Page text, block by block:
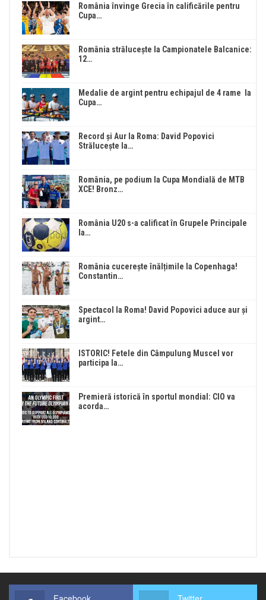
România învinge Grecia în calificările pentru
Cupa…
România strălucește la Campionatele Balcanice:
12…
Medalie de argint pentru echipajul de 4 rame la
Cupa…
Record și Aur la Roma: David Popovici
Strălucește la…
România, pe podium la Cupa Mondială de MTB
XCE! Bronz…
România U20 s-a calificat în Grupele Principale
la…
România cucerește înălțimile la Copenhaga!
Constantin…
Spectacol la Roma! David Popovici aduce aur și
argint…
ISTORIC! Fetele din Câmpulung Muscel vor
participa la…
Premieră istorică în sportul mondial: CIO va
acorda…